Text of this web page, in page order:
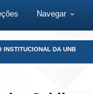
Navegar
INSTITUCIONAL DA UNB